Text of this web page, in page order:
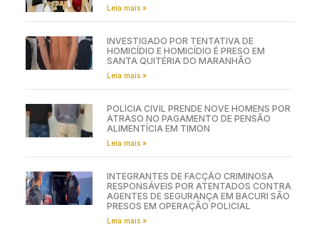
Leia mais »
INVESTIGADO POR TENTATIVA DE
HOMICÍDIO E HOMICÍDIO É PRESO EM
SANTA QUITÉRIA DO MARANHÃO
Leia mais »
POLÍCIA CIVIL PRENDE NOVE HOMENS POR
ATRASO NO PAGAMENTO DE PENSÃO
ALIMENTÍCIA EM TIMON
Leia mais »
INTEGRANTES DE FACÇÃO CRIMINOSA
RESPONSÁVEIS POR ATENTADOS CONTRA
AGENTES DE SEGURANÇA EM BACURI SÃO
PRESOS EM OPERAÇÃO POLICIAL
Leia mais »